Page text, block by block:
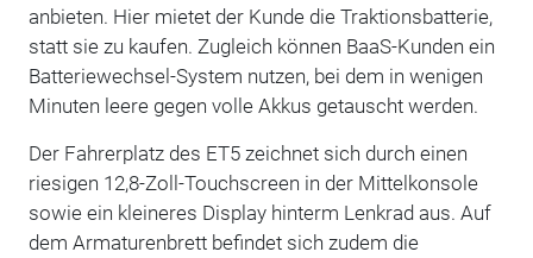
anbieten. Hier mietet der Kunde die Traktionsbatterie,
statt sie zu kaufen. Zugleich können BaaS-Kunden ein
Batteriewechsel-System nutzen, bei dem in wenigen
Minuten leere gegen volle Akkus getauscht werden.
Der Fahrerplatz des ET5 zeichnet sich durch einen
riesigen 12,8-Zoll-Touchscreen in der Mittelkonsole
sowie ein kleineres Display hinterm Lenkrad aus. Auf
dem Armaturenbrett befindet sich zudem die